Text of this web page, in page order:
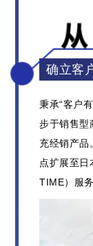
确立客
秉承“客户
步于销售型
充经销产品。
点扩展至日
TIME）服务